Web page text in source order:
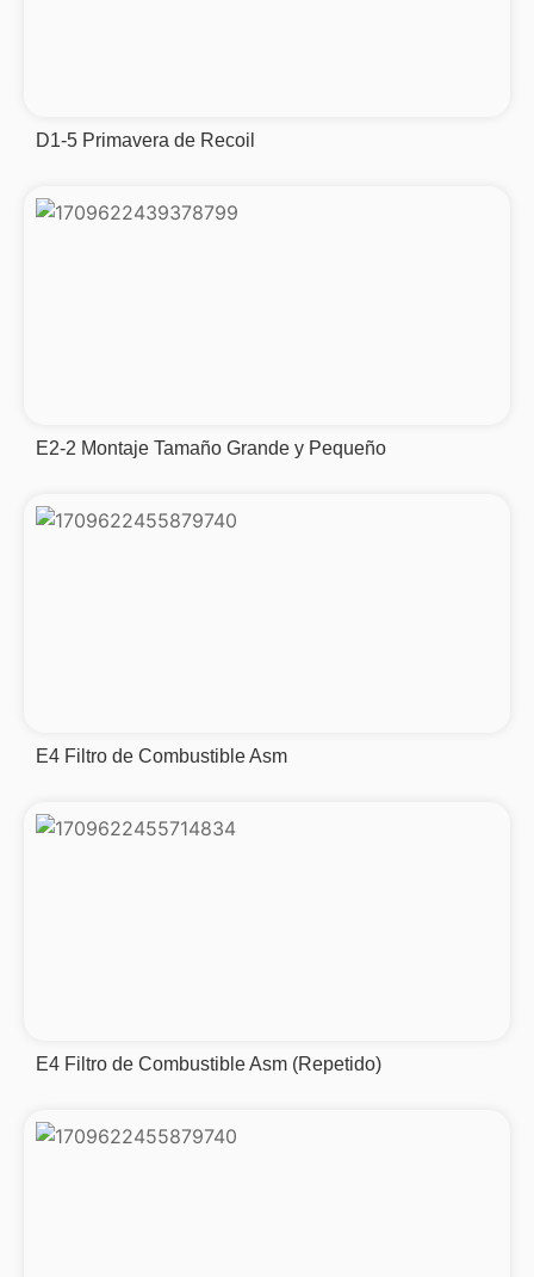
D1-5 Primavera de Recoil
E2-2 Montaje Tamaño Grande y Pequeño
E4 Filtro de Combustible Asm
E4 Filtro de Combustible Asm (Repetido)